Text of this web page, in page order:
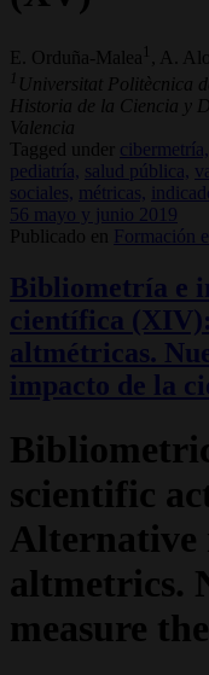
E. Orduña-Malea 1 , A.
1 Universitat Politècnica
Historia de la Ciencia y
Valencia
Tagged under
cibermetría,
pediatría, salud pública,
sociales,
métricas,
56 mayo y junio 2019
Publicado en
Formación
Bibliometría e
científica
altmétricas.
impacto de la
scientific
Alternative
altmetrics.
measure